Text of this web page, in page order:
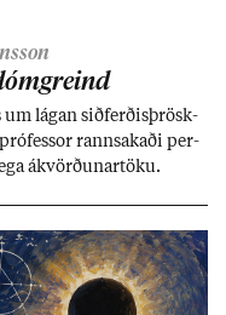
um lág­an sið­ferð­is­þrösk­
rann­sak­aði per­
ákvörð­un­ar­töku.